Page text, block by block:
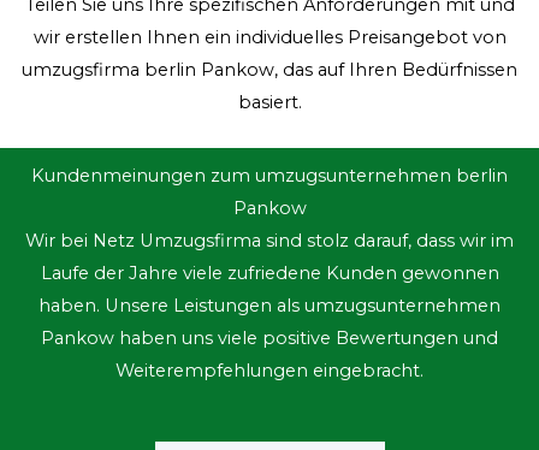
wir erstellen Ihnen ein individuelles Preisangebot von
umzugsfirma berlin Pankow, das auf Ihren Bedürfnissen
basiert.
Kundenmeinungen zum umzugsunternehmen berlin
Pankow
Wir bei Netz Umzugsfirma sind stolz darauf, dass wir im
Laufe der Jahre viele zufriedene Kunden gewonnen
haben. Unsere Leistungen als umzugsunternehmen
Pankow haben uns viele positive Bewertungen und
Weiterempfehlungen eingebracht.